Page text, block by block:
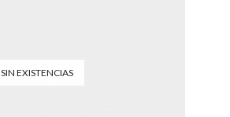
SIN EXISTENCIAS